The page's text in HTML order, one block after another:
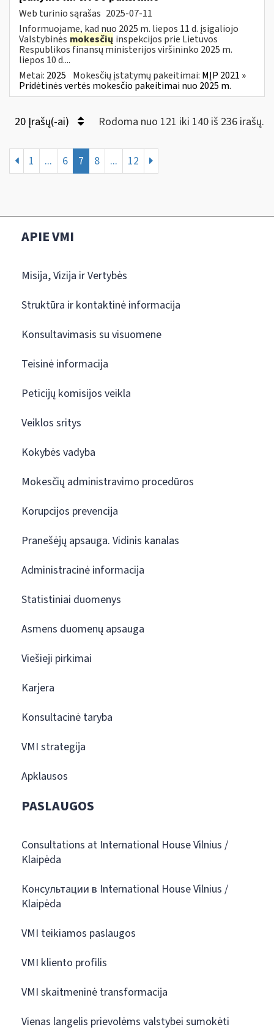
Web turinio sąrašas 2025-07-11
Informuojame, kad nuo 2025 m. liepos 11 d. įsigaliojo
Valstybinės mokesčių inspekcijos prie Lietuvos
Respublikos finansų ministerijos viršininko 2025 m.
liepos 10 d....
Metai: 2025 Mokesčių įstatymų pakeitimai: MĮP 2021 »
Pridėtinės vertės mokesčio pakeitimai nuo 2025 m.
20 Įrašų(-ai) Rodoma nuo 121 iki 140 iš 236 irašų.
1 ... 6 7 8 ... 12
APIE VMI
Misija, Vizija ir Vertybės
Struktūra ir kontaktinė informacija
Konsultavimasis su visuomene
Teisinė informacija
Peticijų komisijos veikla
Veiklos sritys
Kokybės vadyba
Mokesčių administravimo procedūros
Korupcijos prevencija
Pranešėjų apsauga. Vidinis kanalas
Administracinė informacija
Statistiniai duomenys
Asmens duomenų apsauga
Viešieji pirkimai
Karjera
Konsultacinė taryba
VMI strategija
Apklausos
PASLAUGOS
Consultations at International House Vilnius /
Klaipėda
Консультации в International House Vilnius /
Klaipėda
VMI teikiamos paslaugos
VMI kliento profilis
VMI skaitmeninė transformacija
Vienas langelis prievolėms valstybei sumokėti